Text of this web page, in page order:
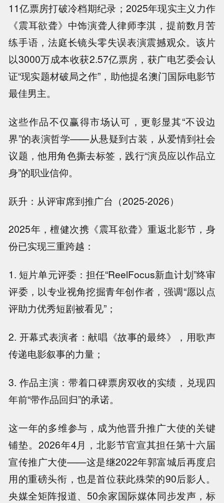
11亿票房打破冷档期纪录；2025年现实主义力作
《震耳欲聋》中饰演聋人律师李淇，提前数月苦
练手语，法庭长镜头零失误表演震撼观众。该片
以3000万成本收获2.57亿票房，获广电艺委会认
证“现实题材破局之作”，助他提名澳门国际电影节
最佳男主。
这些作品不仅赢得市场认可，更彰显其“不设边
界”的表演哲学——从悬疑到古装，从爱情到社会
议题，他用角色撕去标签，践行“演员应以作品立
身”的职业信仰。
跃升：从评审席到推广台（2025-2026）
2025年，檀健次携《震耳欲聋》重返北影节，身
份已实现三重跨越：
1. 短片单元评委：担任“ReelFocus新血计划”终审
评委，以专业视角挖掘青年创作者，强调“愿以点
评助力优秀短剧被看见”；
2. 开幕式表演者：献唱《故事的最终》，用歌声
传递电影叙事的力量；
3. 作品主演：带着口碑票房双收的实绩，兑现四
年前“带作品回归”的承诺。
这一年的多维参与，成为他晋升推广大使的关键
铺垫。2026年4月，北影节官宣其担任第十六届
宣传推广大使——这是继2022年郭富城后再度启
用的重磅头衔，也是首位获此殊荣的90后影人。
央媒全矩阵报道、50余家国际媒体同步发声，标